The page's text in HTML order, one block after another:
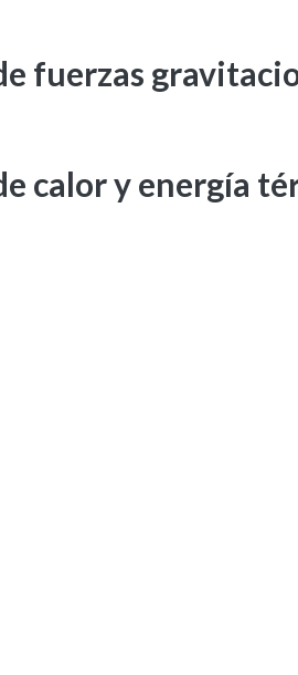
fuerzas
calor y energía